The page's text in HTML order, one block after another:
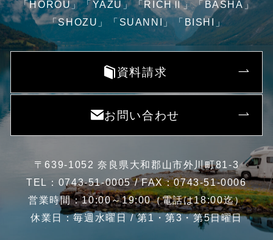
「HOROU」「YAZU」「RICHⅡ」「BASHA」
「SHOZU」「SUANNI」「BISHI」
資料請求
お問い合わせ
〒639-1052 奈良県大和郡山市外川町81-3
TEL：0743-51-0005 / FAX：0743-51-0006
営業時間：10:00～19:00（電話は18:00迄）
休業日：毎週水曜日 / 第1・第3・第5日曜日